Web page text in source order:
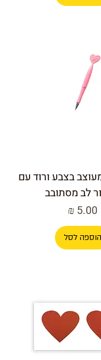
בצבע ורוד עם
לב מסתובב
מחיר
הוספה לסל